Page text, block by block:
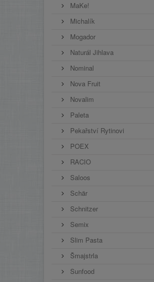
MaKe!
Michalík
Mogador
Naturál Jihlava
Nominal
Nova Fruit
Novalim
Paleta
Pekařství Rytinovi
POEX
RACIO
Saloos
Schär
Schnitzer
Semix
Slim Pasta
Šmajstrla
Sunfood